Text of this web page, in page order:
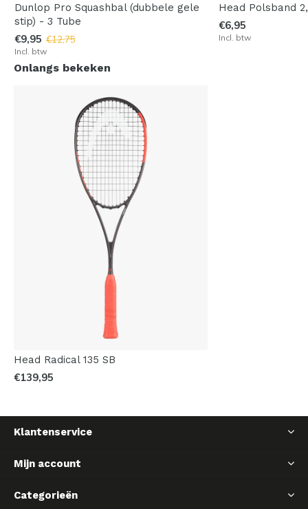
Dunlop Pro Squashbal (dubbele gele
stip) - 3 Tube
€9,95 €12,75
Incl. btw
Head Polsband
€6,95
Incl. btw
Onlangs bekeken
Head Radical 135 SB
€139,95
Klantenservice
Mijn account
Categorieën